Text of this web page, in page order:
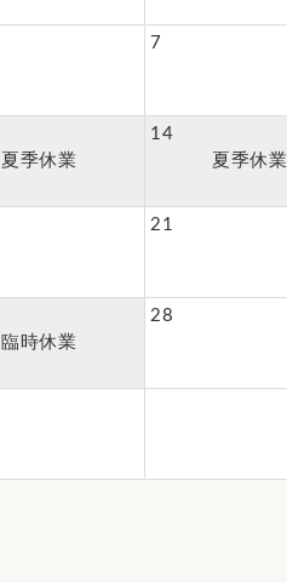
7
夏季休業
14
夏季休業
21
臨時休業
28